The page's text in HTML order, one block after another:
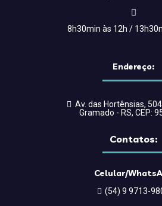
8h30min às 12h /
Endereço:
Av. das Hortênsias,
Gramado - RS, CEP:
Contatos:
Celular/
(54) 9 9713-